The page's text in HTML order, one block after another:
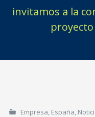
invitamos a la
proyecto
Empresa, España,